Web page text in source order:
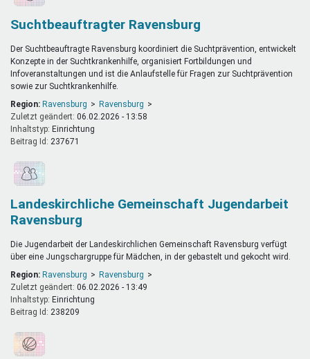
Suchtbeauftragter Ravensburg
Der Suchtbeauftragte Ravensburg koordiniert die Suchtprävention, entwickelt
Konzepte in der Suchtkrankenhilfe, organisiert Fortbildungen und
Infoveranstaltungen und ist die Anlaufstelle für Fragen zur Suchtprävention
sowie zur Suchtkrankenhilfe.
Region: Ravensburg
Ravensburg
Zuletzt geändert: 06.02.2026 - 13:58
Inhaltstyp:
einrichtung
Beitrag Id: 237671
Landeskirchliche Gemeinschaft Jugendarbeit
Ravensburg
Die Jugendarbeit der Landeskirchlichen Gemeinschaft Ravensburg verfügt
über eine Jungschargruppe für Mädchen, in der gebastelt und gekocht wird.
Region: Ravensburg
Ravensburg
Zuletzt geändert: 06.02.2026 - 13:49
Inhaltstyp:
einrichtung
Beitrag Id: 238209